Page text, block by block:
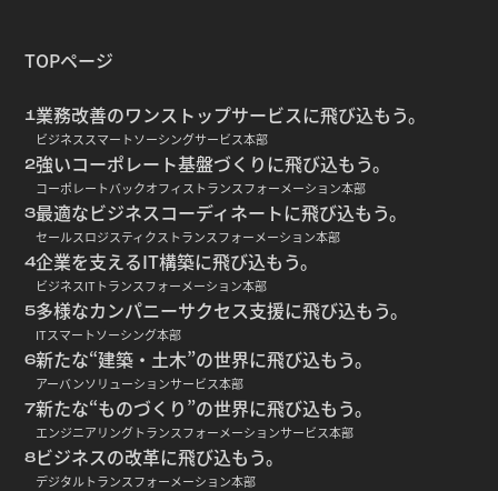
TOPページ
1業務改善のワンストップサービスに飛び込もう。
ビジネススマートソーシングサービス本部
2強いコーポレート基盤づくりに飛び込もう。
コーポレートバックオフィストランスフォーメーション本部
3最適なビジネスコーディネートに飛び込もう。
セールスロジスティクストランスフォーメーション本部
4企業を支えるIT構築に飛び込もう。
ビジネスITトランスフォーメーション本部
5多様なカンパニーサクセス支援に飛び込もう。
ITスマートソーシング本部
6新たな“建築・土木”の世界に飛び込もう。
アーバンソリューションサービス本部
7新たな“ものづくり”の世界に飛び込もう。
エンジニアリングトランスフォーメーションサービス本部
8ビジネスの改革に飛び込もう。
デジタルトランスフォーメーション本部